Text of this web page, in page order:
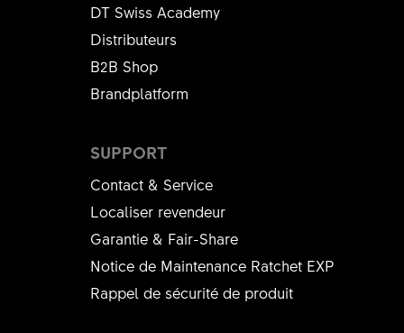
SUPPORT
Contact & Service
Localiser revendeur
Garantie & Fair-Share
Notice de Maintenance Ratchet EXP
Rappel de sécurité de produit
DT Swiss Academy
Distributeurs
B2B Shop
Brandplatform